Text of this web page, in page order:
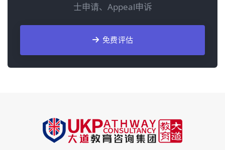
士申请、Appeal申诉
免费评估